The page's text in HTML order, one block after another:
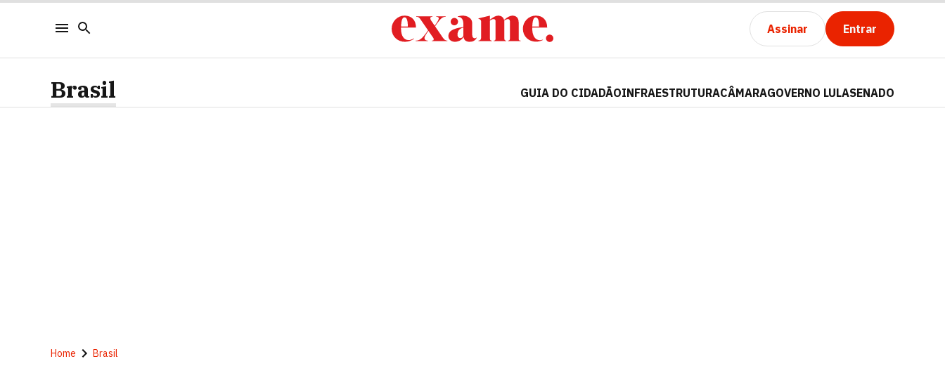
Assinar Entrar
Brasil GUIA DO CIDADÃOINFRAESTRUTURACÂMARAGOVERNO LULASENADO
Home Brasil